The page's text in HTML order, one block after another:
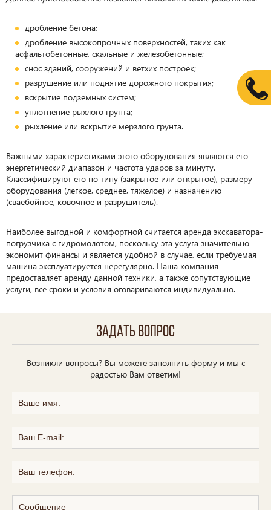
дробление бетона;
дробление высокопрочных поверхностей, таких как
асфальтобетонные, скальные и железобетонные;
снос зданий, сооружений и ветхих построек;
разрушение или поднятие дорожного покрытия;
вскрытие подземных систем;
уплотнение рыхлого грунта;
рыхление или вскрытие мерзлого грунта.
Важными характеристиками этого оборудования являются его
энергетический диапазон и частота ударов за минуту.
Классифицируют его по типу (закрытое или открытое), размеру
оборудования (легкое, среднее, тяжелое) и назначению
(сваебойное, ковочное и разрушитель).
Наиболее выгодной и комфортной считается аренда экскаватора-
погрузчика с гидромолотом, поскольку эта услуга значительно
экономит финансы и является удобной в случае, если требуемая
машина эксплуатируется нерегулярно. Наша компания
предоставляет аренду данной техники, а также сопутствующие
услуги, все сроки и условия оговариваются индивидуально.
Задать вопрос
Возникли вопросы? Вы можете заполнить форму и мы с
радостью Вам ответим!